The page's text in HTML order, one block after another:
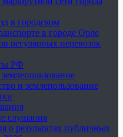
в городском
в городе Орле
регулярных перевозок
РФ
и землепользование
слушания
о результатах публичных